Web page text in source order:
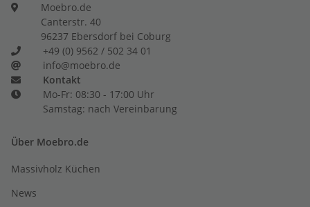
Moebro.de
Canterstr. 40
96237 Ebersdorf bei Coburg
+49 (0) 9562 / 502 34 01
info@moebro.de
Kontakt
Mo-Fr: 08:30 - 17:00 Uhr
Samstag: nach Vereinbarung
Über Moebro.de
Massivholz Küchen
News